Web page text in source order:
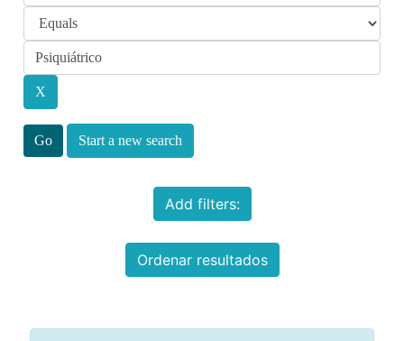
Start a new search
Add filters:
Ordenar resultados